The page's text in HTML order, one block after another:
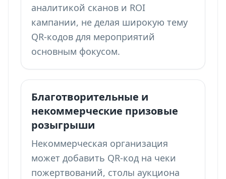
аналитикой сканов и ROI
кампании, не делая широкую тему
QR-кодов для мероприятий
основным фокусом.
Благотворительные и
некоммерческие призовые
розыгрыши
Некоммерческая организация
может добавить QR-код на чеки
пожертвований, столы аукциона